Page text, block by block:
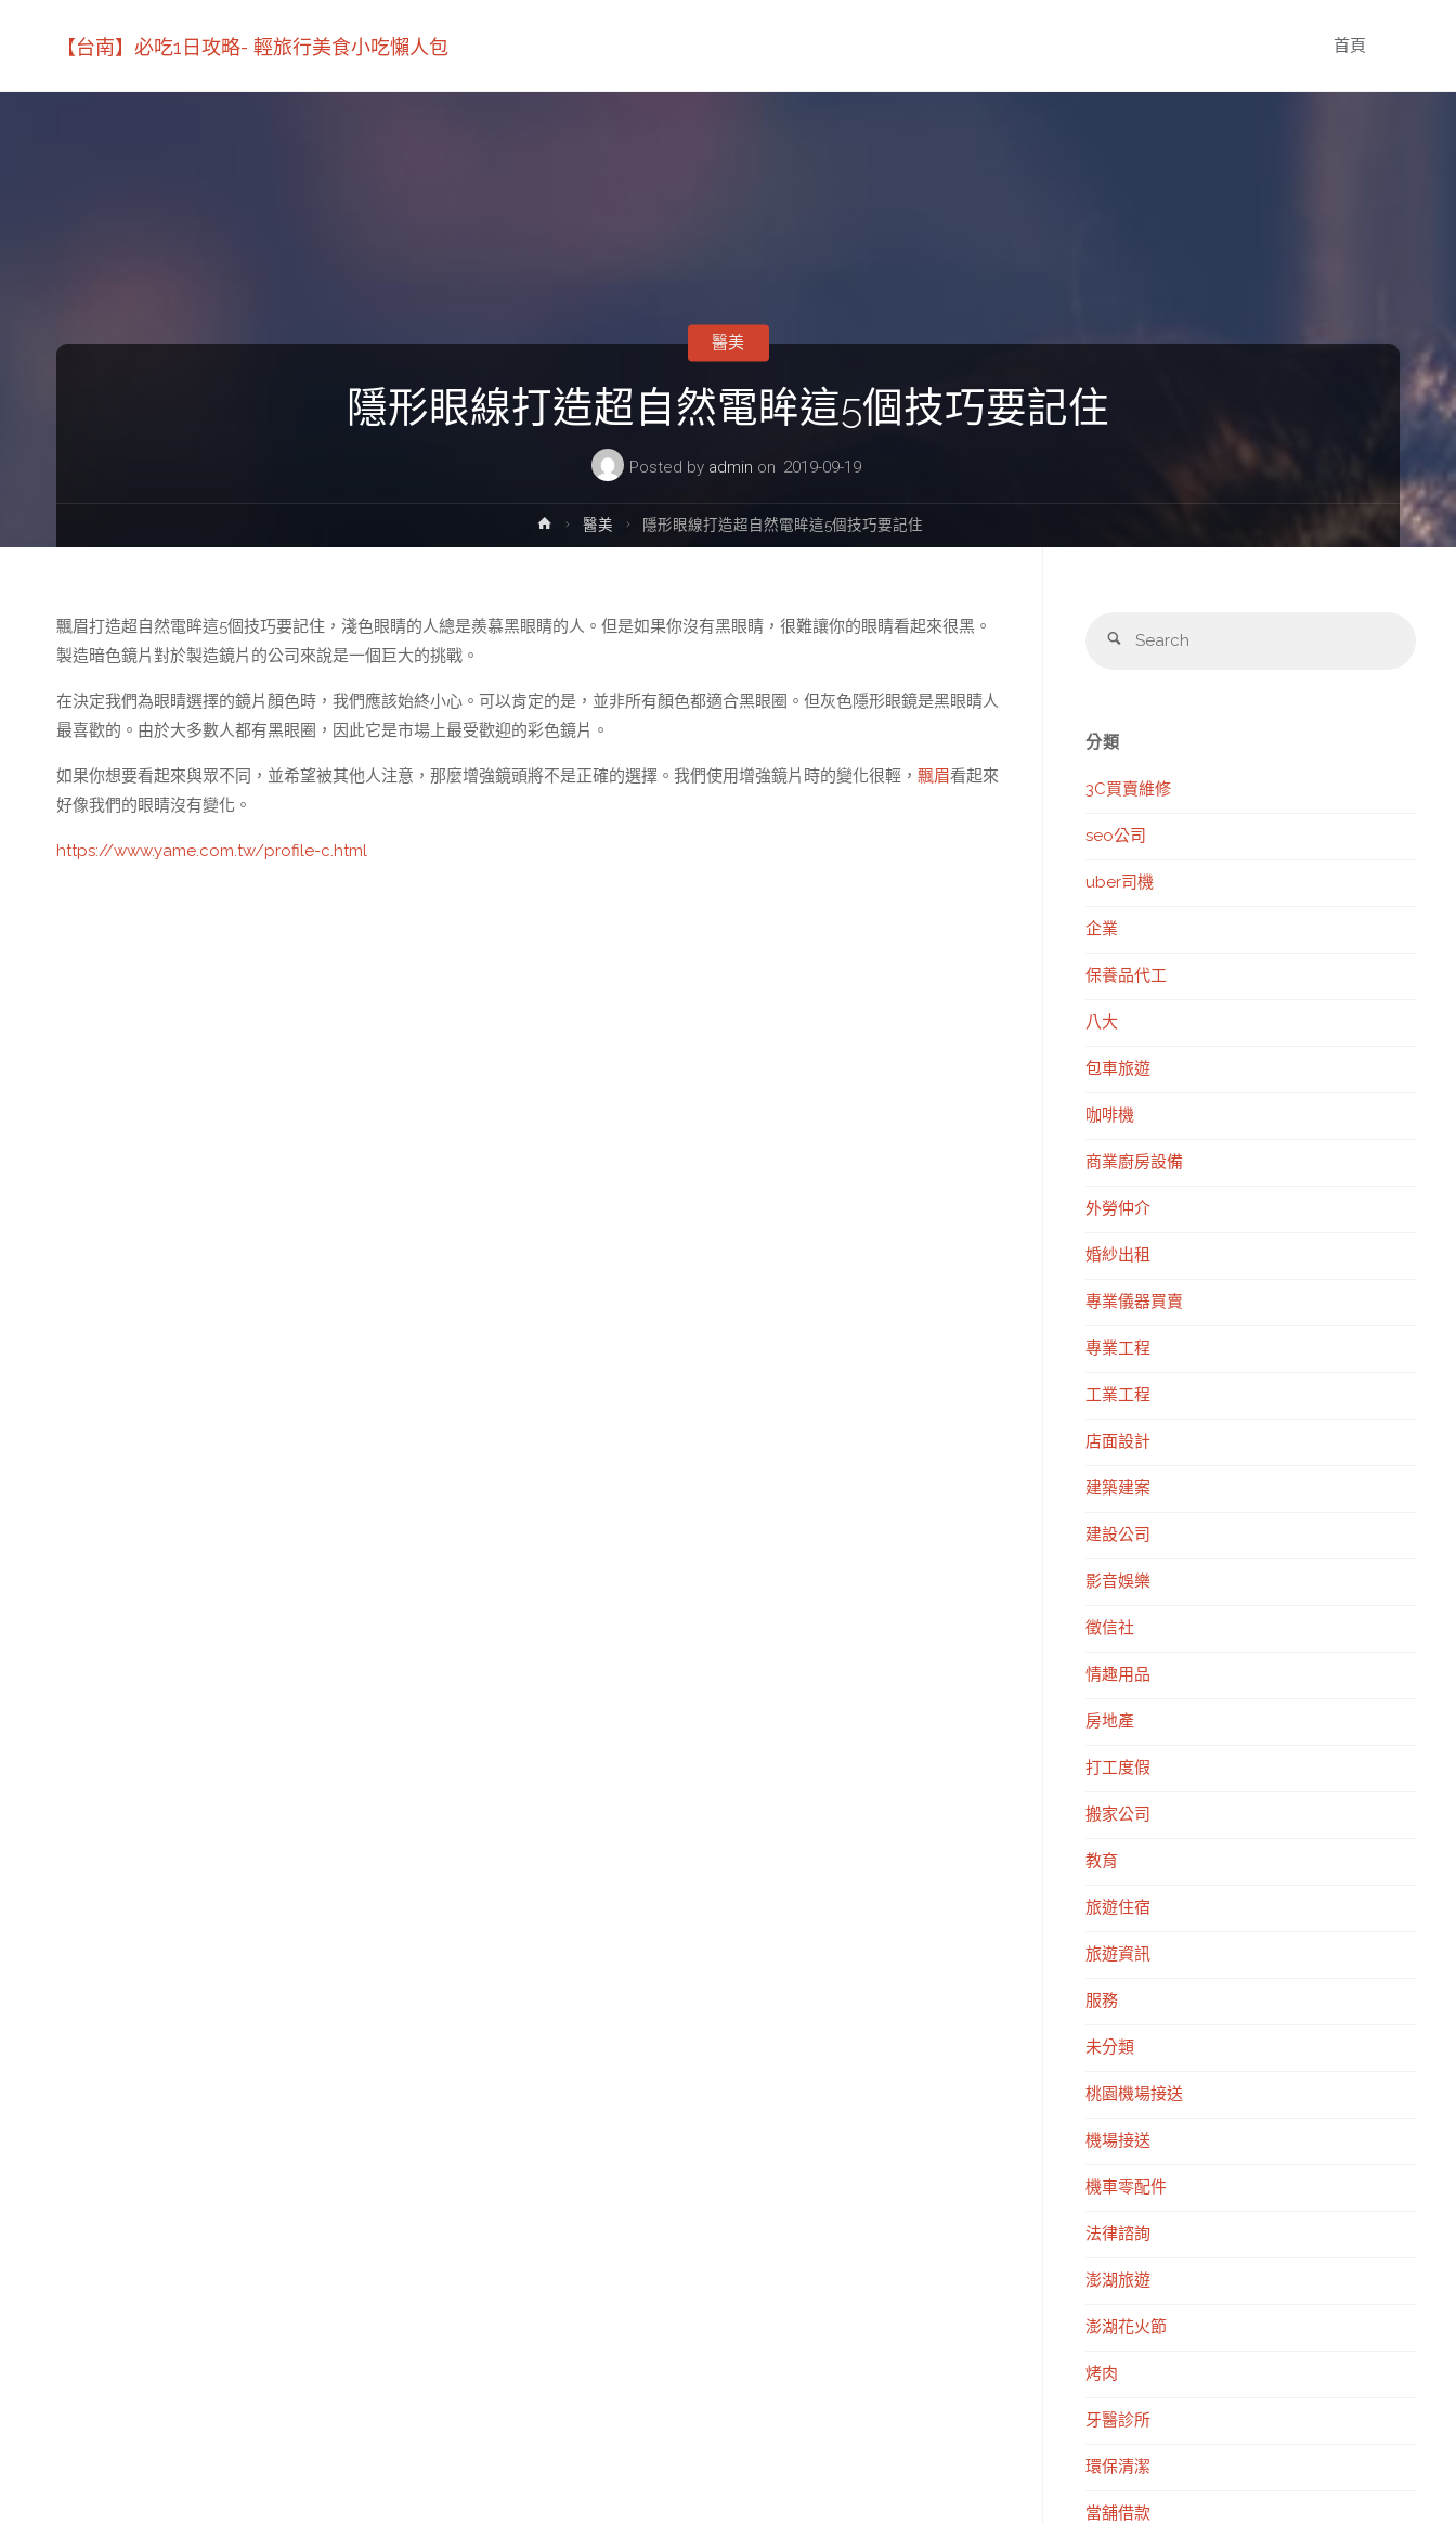
【台南】必吃1日攻略- 輕旅行美食小吃懶人包 首頁
隱形眼線打造超自然電眸這5個技巧要記住
Posted by admin on 2019-09-19
醫美
Home醫美 隱形眼線打造超自然電眸這5個技巧要記住
飄眉打造超自然電眸這5個技巧要記住，淺色眼睛的人總是羨慕黑眼睛的人。但是如果你沒有黑眼睛，很難讓你的眼睛看起來很黑。
製造暗色鏡片對於製造鏡片的公司來說是一個巨大的挑戰。
在決定我們為眼睛選擇的鏡片顏色時，我們應該始終小心。可以肯定的是，並非所有顏色都適合黑眼圈。但灰色隱形眼鏡是黑眼睛人
最喜歡的。由於大多數人都有黑眼圈，因此它是市場上最受歡迎的彩色鏡片。
如果你想要看起來與眾不同，並希望被其他人注意，那麼增強鏡頭將不是正確的選擇。我們使用增強鏡片時的變化很輕， 飄眉看起來
好像我們的眼睛沒有變化。
https://www.yame.com.tw/profile-c.html
Search
分類
3C買賣維修
seo公司
uber司機
企業
保養品代工
八大
包車旅遊
咖啡機
商業廚房設備
外勞仲介
婚紗出租
專業儀器買賣
專業工程
工業工程
店面設計
建築建案
建設公司
影音娛樂
徵信社
情趣用品
房地產
打工度假
搬家公司
教育
旅遊住宿
旅遊資訊
服務
未分類
桃園機場接送
機場接送
機車零配件
法律諮詢
澎湖旅遊
澎湖花火節
烤肉
牙醫診所
環保清潔
當舖借款